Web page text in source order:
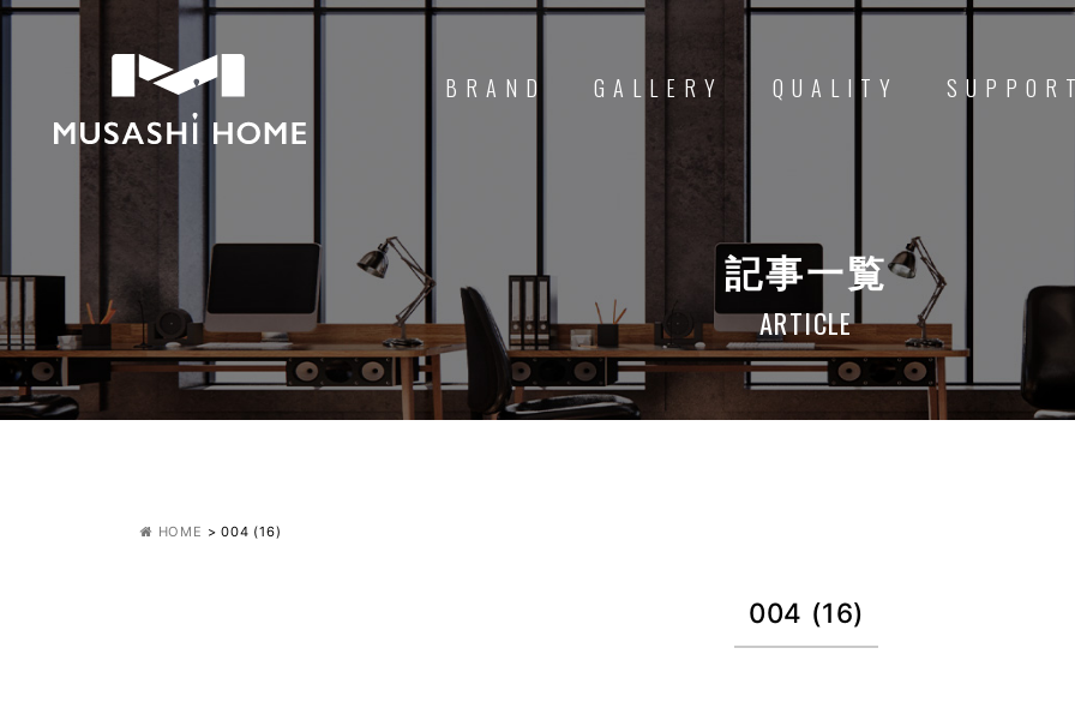
BRAND GALLERY QUALITY SUPPORT
記事一覧
ARTICLE
HOME >004 (16)
004 (16)